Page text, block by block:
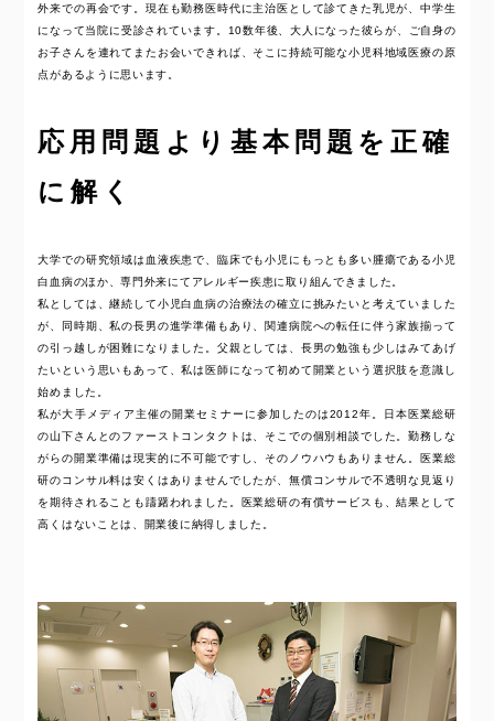
外来での再会です。現在も勤務医時代に主治医として診てきた乳児が、中学生
になって当院に受診されています。10数年後、大人になった彼らが、ご自身の
お子さんを連れてまたお会いできれば、そこに持続可能な小児科地域医療の原
点があるように思います。
応用問題より基本問題を正確
に解く
大学での研究領域は血液疾患で、臨床でも小児にもっとも多い腫瘍である小児
白血病のほか、専門外来にてアレルギー疾患に取り組んできました。
私としては、継続して小児白血病の治療法の確立に挑みたいと考えていました
が、同時期、私の長男の進学準備もあり、関連病院への転任に伴う家族揃って
の引っ越しが困難になりました。父親としては、長男の勉強も少しはみてあげ
たいという思いもあって、私は医師になって初めて開業という選択肢を意識し
始めました。
私が大手メディア主催の開業セミナーに参加したのは2012年。日本医業総研
の山下さんとのファーストコンタクトは、そこでの個別相談でした。勤務しな
がらの開業準備は現実的に不可能ですし、そのノウハウもありません。医業総
研のコンサル料は安くはありませんでしたが、無償コンサルで不透明な見返り
を期待されることも躊躇われました。医業総研の有償サービスも、結果として
高くはないことは、開業後に納得しました。